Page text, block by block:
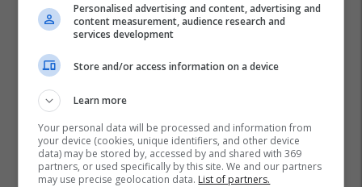
Personalised advertising and content, advertising and
content measurement, audience research and
services development
Store and/or access information on a device
Learn more
Your personal data will be processed and information from
your device (cookies, unique identifiers, and other device
data) may be stored by, accessed by and shared with 369
partners, or used specifically by this site. We and our partners
may use precise geolocation data. List of partners.